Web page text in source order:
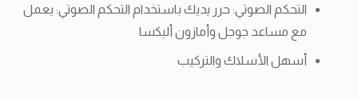
التحكم الصوتي: حرر يديك باستخدام التحكم الصوتي: يعمل
مع مساعد جوجل وأمازون أليكسا
أسهل الأسلاك والتركيب